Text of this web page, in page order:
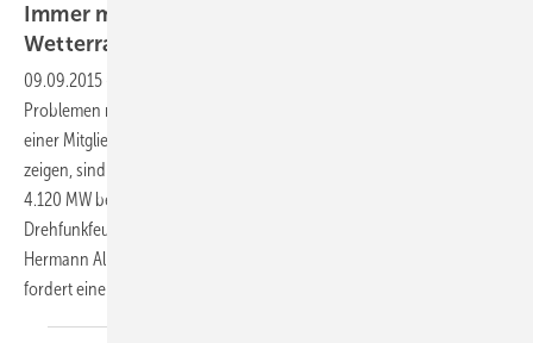
Immer mehr Probleme mit Flugsicherung und
Wetterradar
09.09.2015
Problemen mit Drehfunkfeuern und Wetterradar. Wie die Ergebnisse
einer Mitgliederumfrage des Bundesverbandes Windenergie (BWE)
zeigen, sind 1.422 geplante Windparks mit einer Gesamtleistung von
4.120 MW betroffen. Den größten Anteil machen Probleme mit den
Drehfunkfeuern der deutschen Flugsicherung aus. BWE-Präsident
Hermann Albers kritisiert das zuständige Verkehrsministerium und
fordert eine „aktiv positive Moderation durch den